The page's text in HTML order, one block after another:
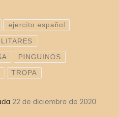
ejercito español
PINGUINOS
TROPA
22 de diciembre de 2020